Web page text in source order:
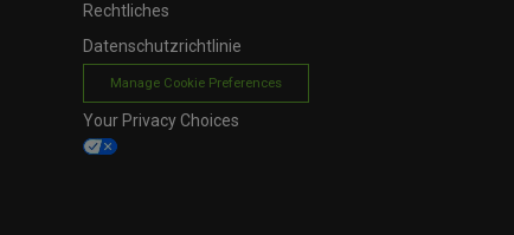
Rechtliches
Datenschutzrichtlinie
Manage Cookie Preferences
Your Privacy Choices